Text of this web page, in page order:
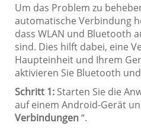
Um das Problem zu
automatische Verbindung
dass WLAN und Bluetooth
sind. Dies hilft dabei, eine
Haupteinheit und Ihrem
aktivieren Sie Bluetooth und
Schritt 1: Starten Sie die
auf einem Android-Gerät
Verbindungen“.